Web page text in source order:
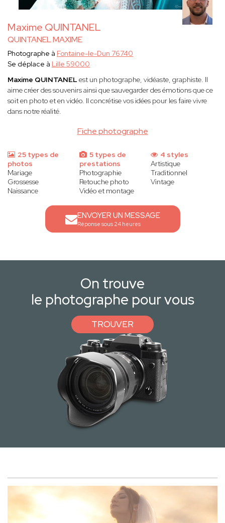
Maxime QUINTANEL
QUINTANEL MAXIME
Fiche photographe
Photographe à Fontaine-le-Dun 76740
Se déplace à Lille 59000
Maxime QUINTANELest un photographe, vidéaste, graphiste. Il
aime créer des souvenirs ainsi que sauvegarder des émotions que ce
soit en photo et en vidéo. Il concrétise vos idées pour les faire vivre
dans notre réalité.
25 types de
photos
Mariage
Grossesse
Naissance
5 types de
prestations
Photographie
Retouche photo
Vidéo et montage
4 styles
Artistique
Traditionnel
Vintage
ENVOYER UN MESSAGE
Réponse sous 24 heures
On trouve
le photographe pour vous
TROUVER